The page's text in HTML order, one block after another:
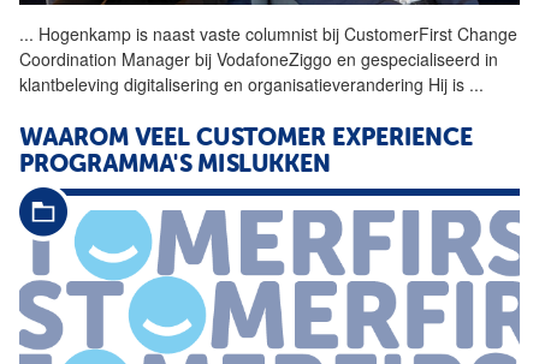
... Hogenkamp is naast vaste columnist bij CustomerFirst Change
Coordination Manager bij VodafoneZiggo en gespecialiseerd in
klantbeleving digitalisering en organisatieverandering Hij is ...
WAAROM VEEL CUSTOMER EXPERIENCE
PROGRAMMA'S MISLUKKEN